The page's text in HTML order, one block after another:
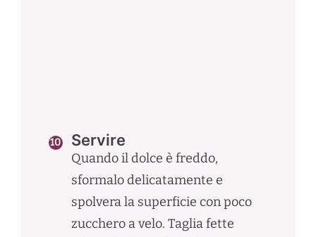
Servire
Quando il dolce è freddo,
sformalo delicatamente e
spolvera la superficie con poco
zucchero a velo. Taglia fette